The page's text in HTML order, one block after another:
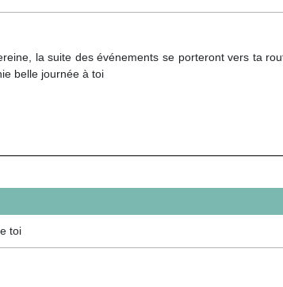
la suite des événements se porteront vers ta
belle journée à toi
toi